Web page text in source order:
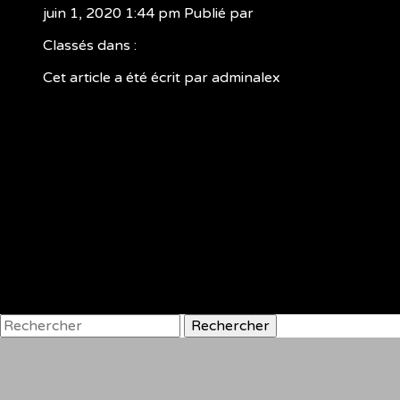
juin 1, 2020 1:44 pm Publié par
Classés dans :
Cet article a été écrit par adminalex
Rechercher